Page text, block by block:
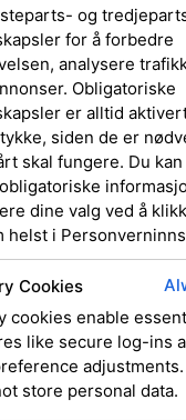
Core EU
C-5 set
EU wless
og
for å forbedre
analysere
Obligatoriske
er alltid
siden de er
skal fungere. Du
dine valg ved å
helst i
Cookies
cookies enable
like secure log-ins
adjustments.
store personal data.